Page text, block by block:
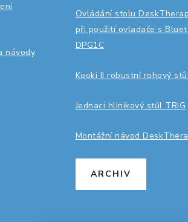
návody
Ovládání stolu
při použití ovladače s
DPG1C
Kooki II robustní rohový
Jednací hliníkový stůl TRIG
Montážní návod
ARCHIV